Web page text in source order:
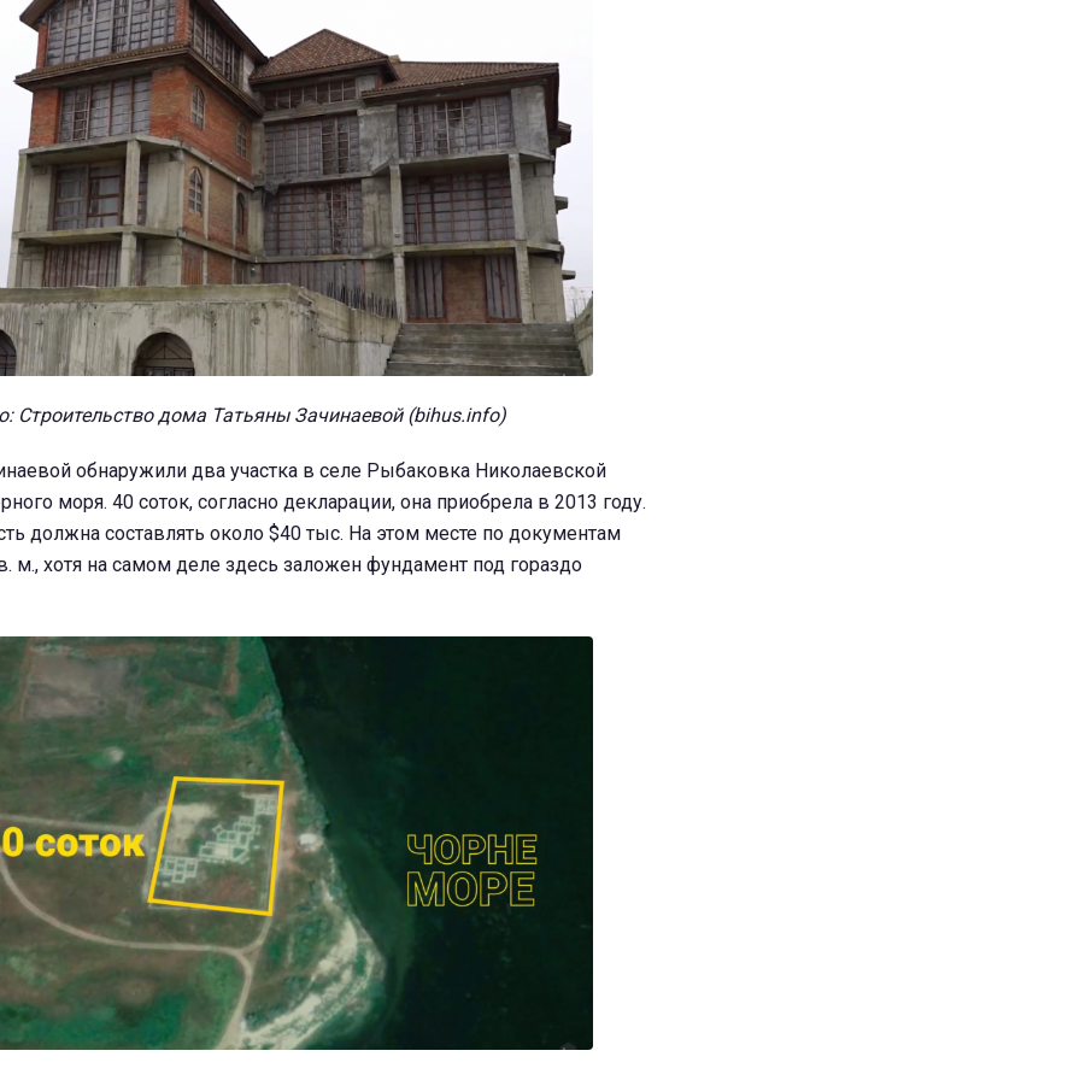
Строительство дома Татьяны Зачинаевой (bihus.info)
обнаружили два участка в селе Рыбаковка Николаевской
моря. 40 соток, согласно декларации, она приобрела в 2013 году.
должна составлять около $40 тыс. На этом месте по документам
м., хотя на самом деле здесь заложен фундамент под гораздо